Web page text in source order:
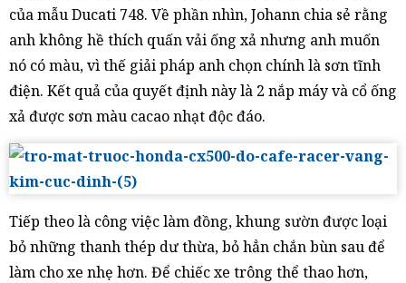
của mẫu Ducati 748. Về phần nhìn, Johann chia sẻ rằng
anh không hề thích quấn vải ống xả nhưng anh muốn
nó có màu, vì thế giải pháp anh chọn chính là sơn tĩnh
điện. Kết quả của quyết định này là 2 nắp máy và cổ ống
xả được sơn màu cacao nhạt độc đáo.
Tiếp theo là công việc làm đồng, khung sườn được loại
bỏ những thanh thép dư thừa, bỏ hẳn chắn bùn sau để
làm cho xe nhẹ hơn. Để chiếc xe trông thể thao hơn,